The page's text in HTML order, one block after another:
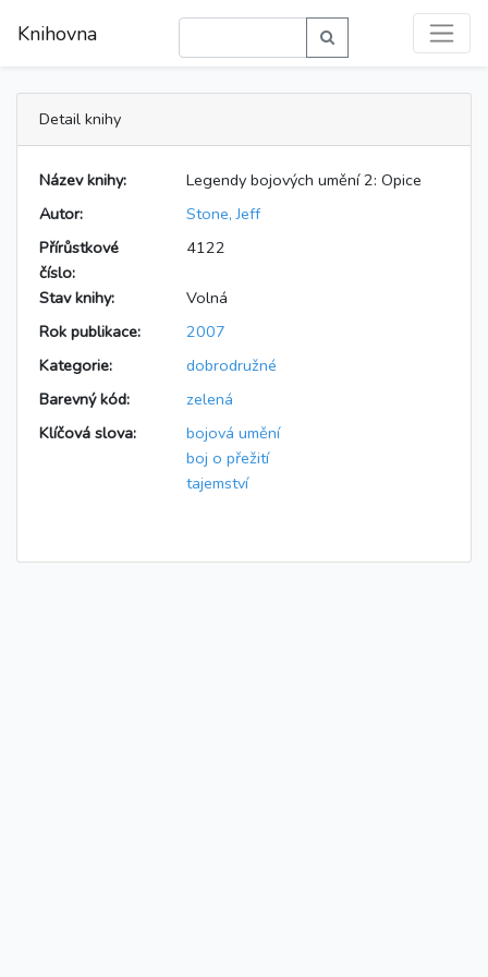
Knihovna
Detail knihy
Název knihy:
Legendy bojových umění 2: Opice
Autor:
Stone, Jeff
Přírůstkové
číslo:
4122
Stav knihy:
Volná
Rok publikace:
2007
Kategorie:
dobrodružné
Barevný kód:
zelená
Klíčová slova:
bojová umění
boj o přežití
tajemství